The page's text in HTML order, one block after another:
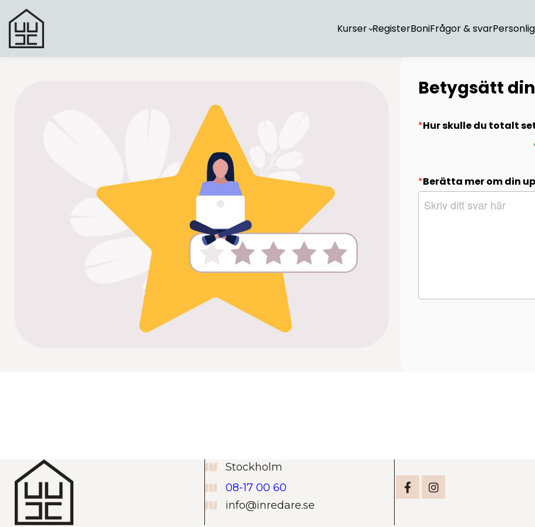
Kurser RegisterBoniFrågor & svar
Betygsätt
*Hur skulle du totalt
*Berätta mer om din
Skriv ditt svar här
Stockholm
08-17 00 60
info@inredare.se